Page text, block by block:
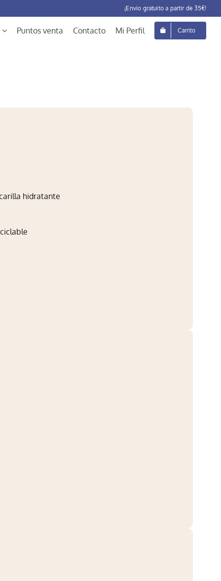
¡Envio gratuito a partir de 35€!
Puntos venta Contacto Mi Perfil Carrito
hidratante